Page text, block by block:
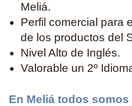
Meliá.
Perfil comercial para
de los productos del
Nivel Alto de Inglés.
Valorable un 2º
En Meliá todos somos